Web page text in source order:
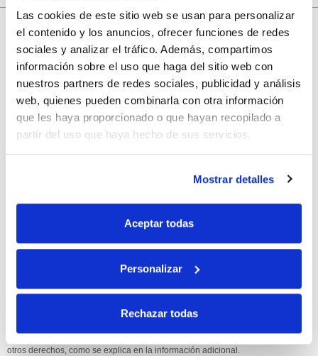
Las cookies de este sitio web se usan para personalizar
el contenido y los anuncios, ofrecer funciones de redes
sociales y analizar el tráfico. Además, compartimos
información sobre el uso que haga del sitio web con
nuestros partners de redes sociales, publicidad y análisis
web, quienes pueden combinarla con otra información
que les haya proporcionado o que hayan recopilado a
partir del uso que haya hecho de sus servicios.
Mostrar detalles
Aceptar todas
Personalizar
Rechazar todas
10% de descuento
con tu primera compra.
Si, he leído y acepto la política de protección de datos.
Responsable: HIJOS DE JOSÉ SERRATS S.A. Finalidad: tratamientos con
fines comerciales, legitimación: consentimiento, destinatarios: proveedor de
mensajería online, derechos: Acceder, rectificar y suprimir los datos, así como
otros derechos, como se explica en la información adicional.